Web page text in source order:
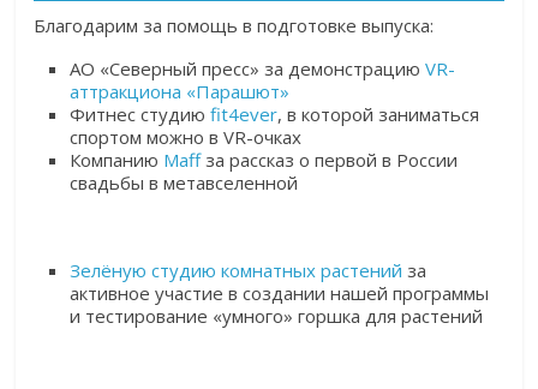
Благодарим за помощь в подготовке выпуска:
АО «Северный пресс» за демонстрациюVR-
аттракциона «Парашют»
Фитнес студиюfit4ever, в которой заниматься
спортом можно в VR-очках
Компанию Maffза рассказ о первой в России
свадьбы в метавселенной
Зелёную студию комнатных растений за
активное участие в создании нашей программы
и тестирование «умного» горшка для растений